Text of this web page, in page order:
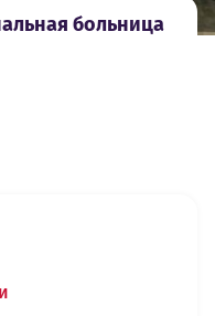
больница